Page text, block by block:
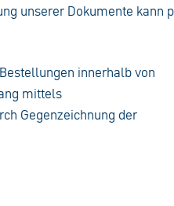
unserer Dokumente kann
innerhalb von
mittels
Gegenzeichnung der